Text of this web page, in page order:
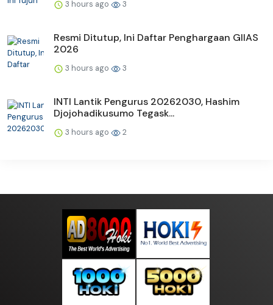
3 hours ago 3
Resmi Ditutup, Ini Daftar Penghargaan GIIAS
2026
3 hours ago 3
INTI Lantik Pengurus 20262030, Hashim
Djojohadikusumo Tegask...
3 hours ago 2